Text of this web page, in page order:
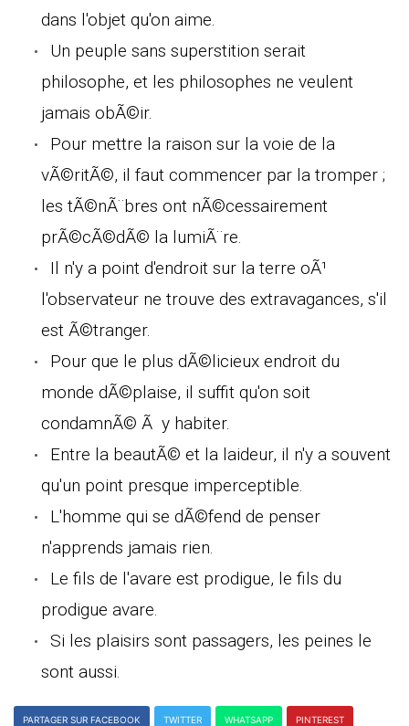
dans l'objet qu'on aime.
Un peuple sans superstition serait
philosophe, et les philosophes ne veulent
jamais obÃ©ir.
Pour mettre la raison sur la voie de la
vÃ©ritÃ©, il faut commencer par la tromper ;
les tÃ©nÃ¨bres ont nÃ©cessairement
prÃ©cÃ©dÃ© la lumiÃ¨re.
Il n'y a point d'endroit sur la terre oÃ¹
l'observateur ne trouve des extravagances, s'il
est Ã©tranger.
Pour que le plus dÃ©licieux endroit du
monde dÃ©plaise, il suffit qu'on soit
condamnÃ© Ã y habiter.
Entre la beautÃ© et la laideur, il n'y a souvent
qu'un point presque imperceptible.
L'homme qui se dÃ©fend de penser
n'apprends jamais rien.
Le fils de l'avare est prodigue, le fils du
prodigue avare.
Si les plaisirs sont passagers, les peines le
sont aussi.
PARTAGER SUR FACEBOOK TWITTER WHATSAPP PINTEREST